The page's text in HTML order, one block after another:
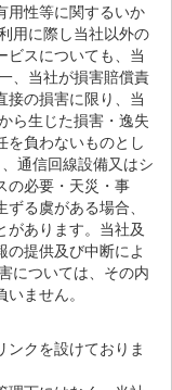
用性等に関するいか
用に際し当社以外の
ビスについても、当
、当社が損害賠償責
接の損害に限り、当
ら生じた損害・逸失
を負わないものとし
通信回線設備又はシ
の必要・天災・事
る虞がある場合、
があります。当社及
の提供及び中断によ
については、その内
ません。
ンクを設けておりま